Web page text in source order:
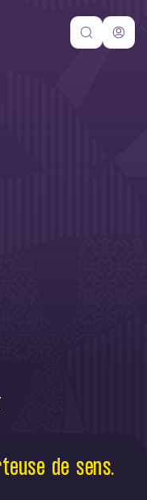
jouets
et joueuses,
de sens.